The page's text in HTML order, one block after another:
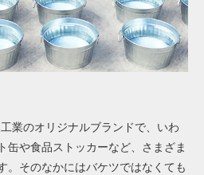
業のオリジナルブランドで、いわ
缶や食品ストッカーなど、さまざま
。そのなかにはバケツではなくても